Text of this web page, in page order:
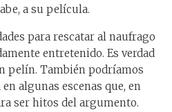
a su película.
para rescatar al naufrago
entretenido. Es verdad
pelín. También podríamos
algunas escenas que, en
ser hitos del argumento.